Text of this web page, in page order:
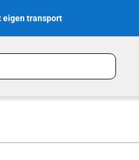
eigen transport